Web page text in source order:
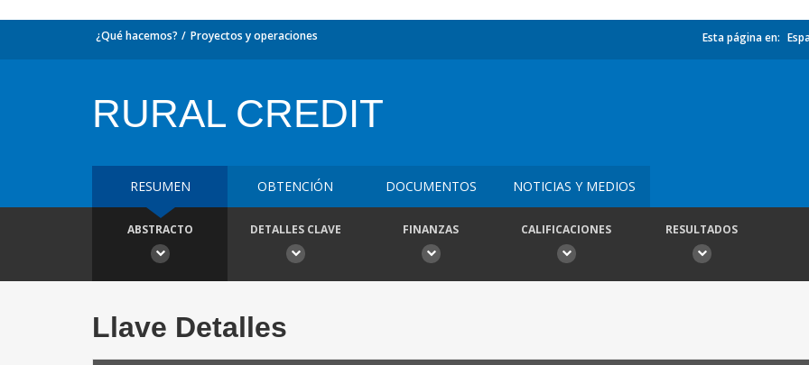
¿Qué hacemos? Proyectos y operaciones Esta página en:
RURAL CREDIT
RESUMEN OBTENCIÓN DOCUMENTOS NOTICIAS Y MEDIOS
ABSTRACTO DETALLES CLAVE FINANZAS CALIFICACIONES RESULTADOS
Llave Detalles